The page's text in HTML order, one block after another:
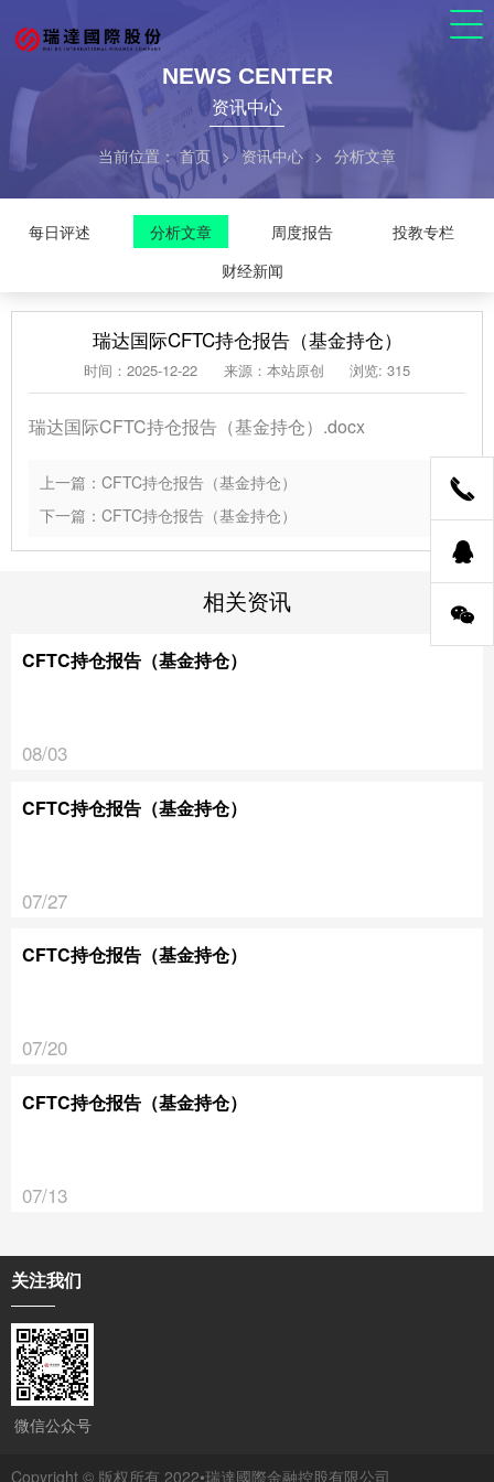
NEWS CENTER
资讯中心
当前位置：首页 > 资讯中心 > 分析文章
每日评述 分析文章 周度报告
投教专栏
财经新闻
瑞达国际CFTC持仓报告（基金持仓）
时间：2025-12-22 来源：本站原创 浏览: 315
瑞达国际CFTC持仓报告（基金持仓）.docx
上一篇：CFTC持仓报告（基金持仓）
下一篇：CFTC持仓报告（基金持仓）
相关资讯
CFTC持仓报告（基金持仓）
08/03
CFTC持仓报告（基金持仓）
07/27
CFTC持仓报告（基金持仓）
07/20
CFTC持仓报告（基金持仓）
07/13
关注我们
微信公众号
Copyright © 版权所有 2022•瑞達國際金融控股有限公司